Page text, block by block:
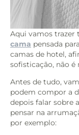
Aqui vamos trazer
cama pensada
camas de hotel,
sofisticação, não é
Antes de tudo,
podem compor a
depois falar sobre
pensar na
por exemplo: